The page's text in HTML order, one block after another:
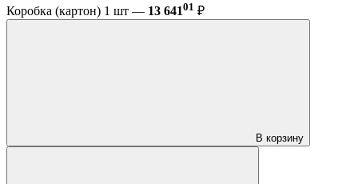
Коробка (картон) 1 шт — 13 64101 ₽
В корзину